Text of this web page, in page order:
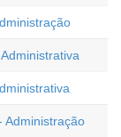
Administração